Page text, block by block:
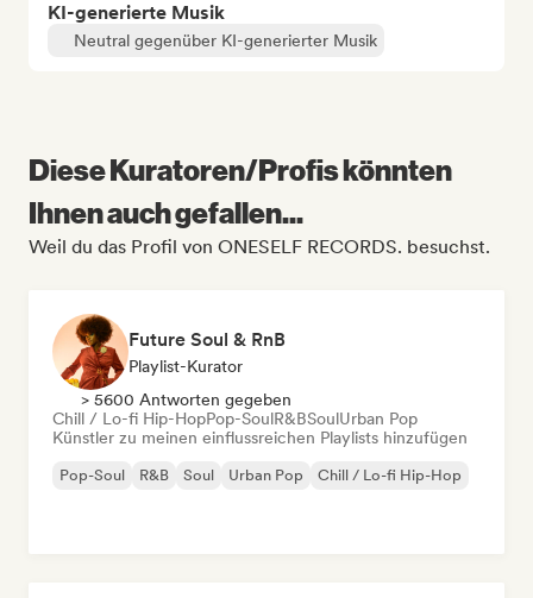
KI-generierte Musik
Neutral gegenüber KI-generierter Musik
Diese Kuratoren/Profis könnten
Ihnen auch gefallen...
Weil du das Profil von ONESELF RECORDS. besuchst.
Future Soul & RnB
Playlist-Kurator
> 5600 Antworten gegeben
Chill / Lo-fi Hip-HopPop-SoulR&BSoulUrban Pop
Künstler zu meinen einflussreichen Playlists hinzufügen
Pop-Soul R&B Soul Urban Pop Chill / Lo-fi Hip-Hop